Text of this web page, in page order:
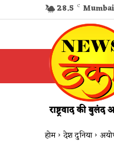
28.5 C Mumbai
होम देश दुनिया